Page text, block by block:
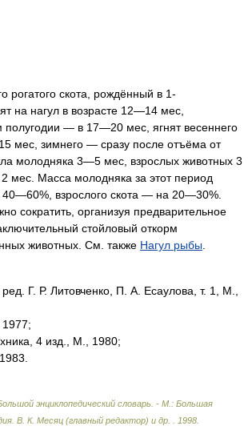
рогатого скота, рождённый в 1-
на нагул в возрасте 12—14 мес,
— в 17—20 мес, ягнят весеннего
мес, зимнего — сразу после отъёма от
молодняка 3—5 мес, взрослых животных 3
мес. Масса молодняка за этот период
40—60%, взрослого скота — на 20—30%.
сократить, организуя предварительное
стойловый откорм
животных. См. также Нагул рыбы
Г. Р. Литовченко, П. А. Есаулова, т. 1, М.,
4 изд., М., 1980;
энциклопедический словарь. - М.: Большая
В. К. Месяц (главный редактор) и др. 1998